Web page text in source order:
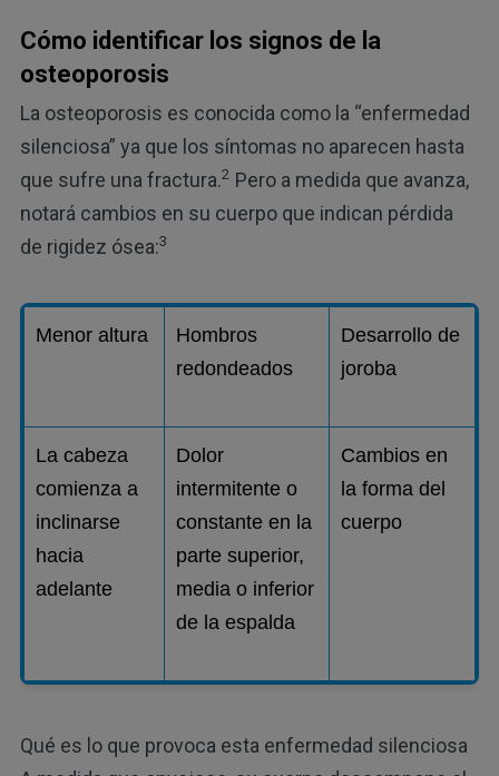
Cómo identificar los signos de la
osteoporosis
La osteoporosis es conocida como la “enfermedad
silenciosa” ya que los síntomas no aparecen hasta
que sufre una fractura.2 Pero a medida que avanza,
notará cambios en su cuerpo que indican pérdida
de rigidez ósea:3
Menor altura
Hombros
redondeados
Desarrollo de
joroba
La cabeza
comienza a
inclinarse
hacia
adelante
Dolor
intermitente o
constante en la
parte superior,
media o inferior
de la espalda
Cambios en
la forma del
cuerpo
Qué es lo que provoca esta enfermedad silenciosa